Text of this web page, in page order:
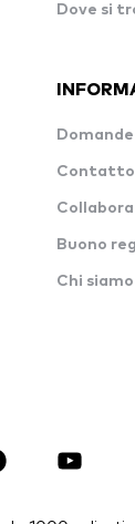
Dove si
Contatto
Buono
Chi siamo